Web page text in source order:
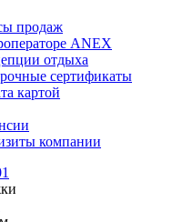
продаж
ANEX
отдыха
сертификаты
картой
компании